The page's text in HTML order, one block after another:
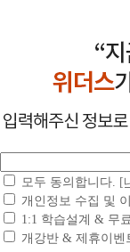
모두 동의합니다.
[
개인정보 수집 및
1:1 학습설계 & 무
개강반 & 제휴이벤